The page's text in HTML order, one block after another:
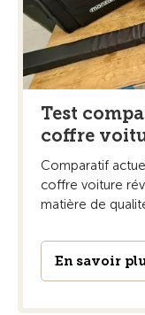
Test
coffre
Comparatif
coffre voiture
matière de
En savoir